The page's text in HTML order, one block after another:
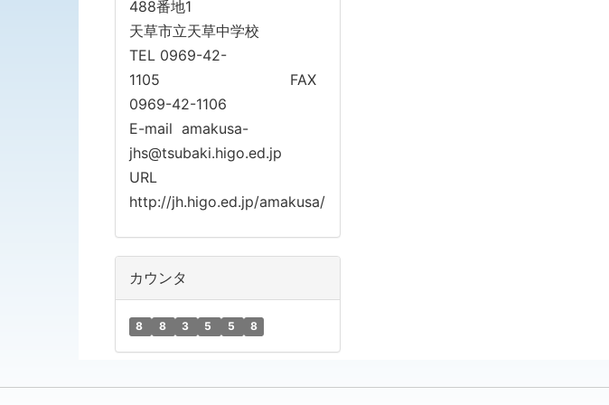
488番地1
天草市立天草中学校
TEL 0969-42-
1105 FAX
0969-42-1106
E-mail amakusa-
jhs@tsubaki.higo.ed.jp
URL
http://jh.higo.ed.jp/amakusa/
カウンタ
8 8 3 5 5 8